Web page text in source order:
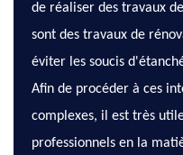
de réaliser des travaux
sont des travaux de
éviter les soucis
Afin de procéder à ces
complexes, il est très
professionnels en la